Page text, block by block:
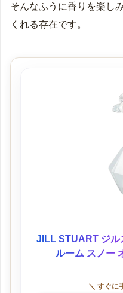
そんなふうに香りを楽し
くれる存在です。
JILL STUART ジル
ルーム スノー
＼ すぐに